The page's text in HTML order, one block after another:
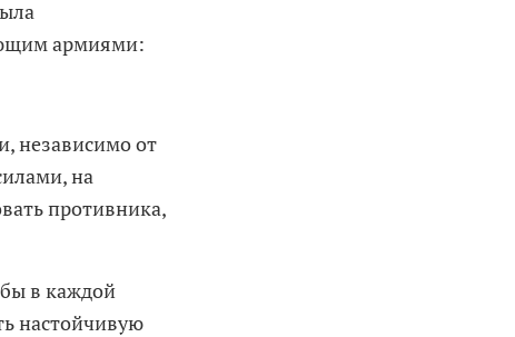
армиями:
независимо от
на
противника,
в каждой
настойчивую